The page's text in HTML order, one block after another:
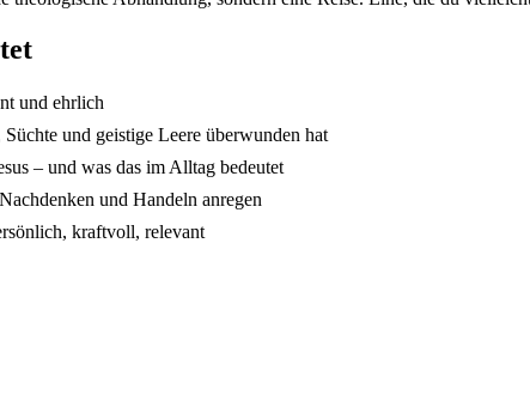
und ehrlich
und geistige Leere überwunden hat
– und was das im Alltag bedeutet
und Handeln anregen
kraftvoll, relevant